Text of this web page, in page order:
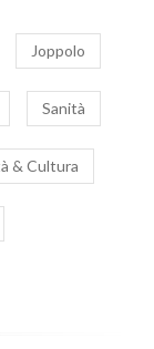
Joppolo
Sanità
& Cultura